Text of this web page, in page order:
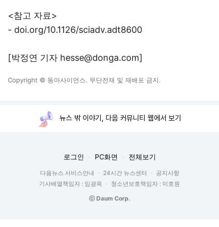
<참고 자료>
- doi.org/10.1126/sciadv.adt8600
[박정연 기자 hesse@donga.com]
Copyright © 동아사이언스. 무단전재 및 재배포 금지.
뉴스 밖 이야기, 다음 커뮤니티 웹에서 보기
로그인 PC화면 전체보기
다음뉴스 서비스안내 24시간 뉴스센터
공지사항
기사배열책임자 : 임광욱
청소년보호책임자 : 이호원
ⓒ Daum Corp.